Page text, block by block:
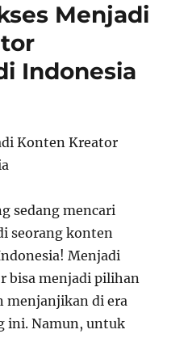
Menjadi
Indonesia
Konten Kreator
sedang mencari
seorang konten
Menjadi
bisa menjadi pilihan
menjanjikan di era
ini. Namun, untuk